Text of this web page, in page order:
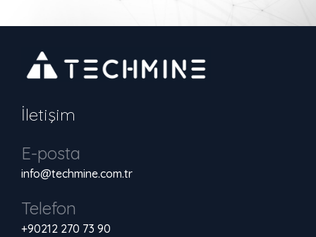
İletişim
E-posta
info@techmine.com.tr
Telefon
+90212 270 73 90